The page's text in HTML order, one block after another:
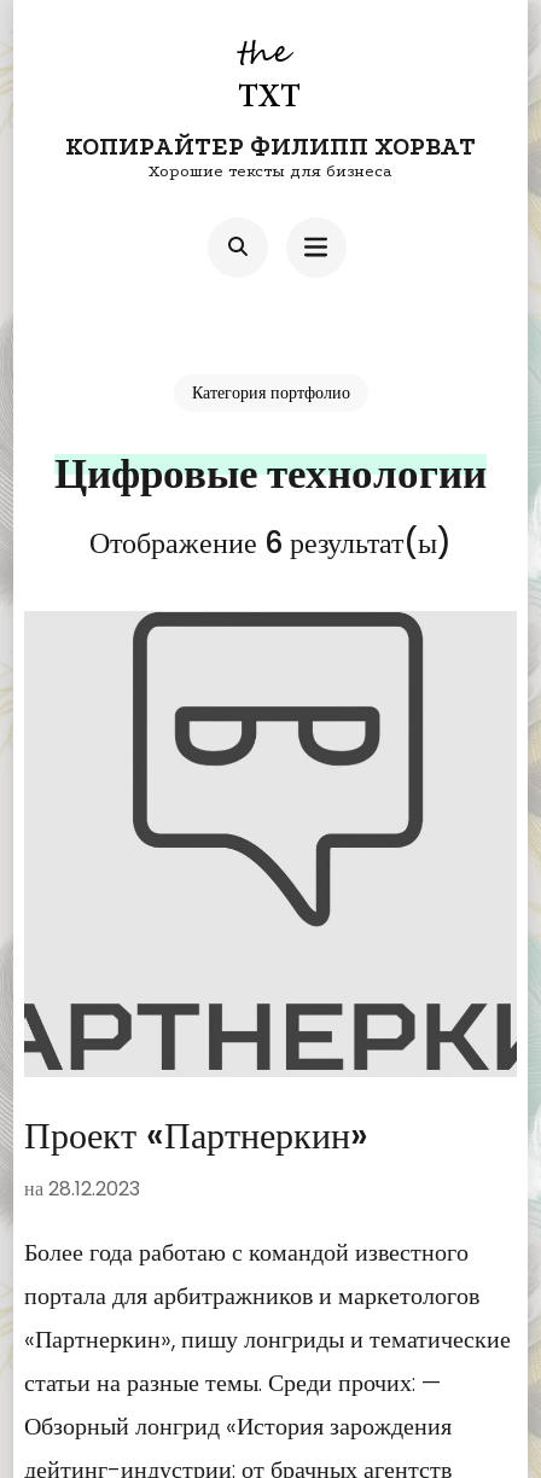
к
содержимому
(нажмите
КОПИРАЙТЕР ФИЛИПП ХОРВАТ
Хорошие тексты для бизнеса
Категория портфолио
Цифровые технологии
Отображение 6 результат(ы)
Проект «Партнеркин»
на28.12.2023
Более года работаю с командой известного
портала для арбитражников и маркетологов
«Партнеркин», пишу лонгриды и тематические
статьи на разные темы. Среди прочих: —
Обзорный лонгрид «История зарождения
дейтинг-индустрии: от брачных агентств